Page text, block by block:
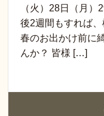
（火）28日（月）
後2週間もすれば
春のお出かけ前に
んか？ 皆様 […]